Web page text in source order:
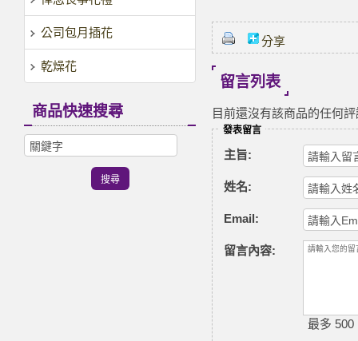
公司包月插花
乾燥花
商品快速搜尋
分享
留言列表
目前還沒有該商品的任何
發表留言
主旨:
姓名:
Email:
留言內容:
最多 500